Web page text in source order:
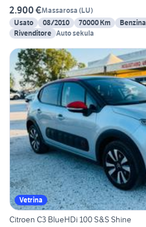
2.900 €Massarosa (LU)
Usato
08/2010 70000 Km Benzina
Rivenditore Auto sekula
Vetrina
Citroen C3 BlueHDi 100 S&S Shine